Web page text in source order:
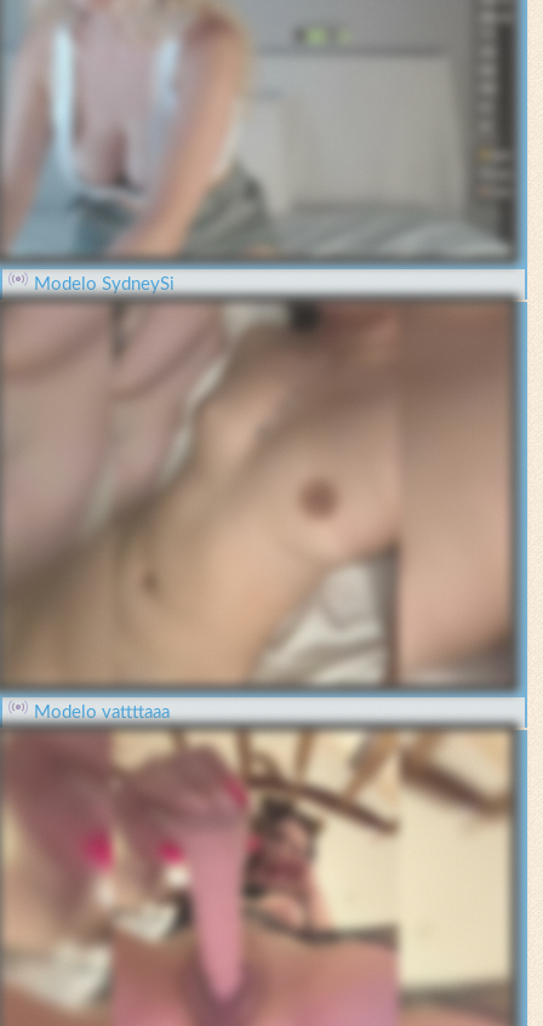
Modelo SydneySi
Modelo vattttaaa